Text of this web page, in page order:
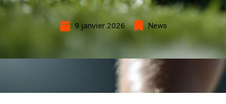
9 janvier 2026 News